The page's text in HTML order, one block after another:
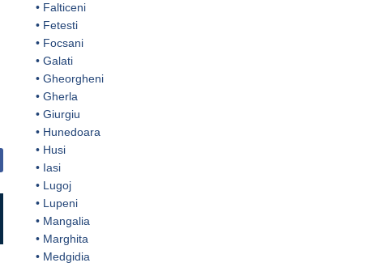
• Falticeni
• Fetesti
• Focsani
• Galati
• Gheorgheni
• Gherla
• Giurgiu
• Hunedoara
• Husi
• Iasi
• Lugoj
• Lupeni
• Mangalia
• Marghita
• Medgidia